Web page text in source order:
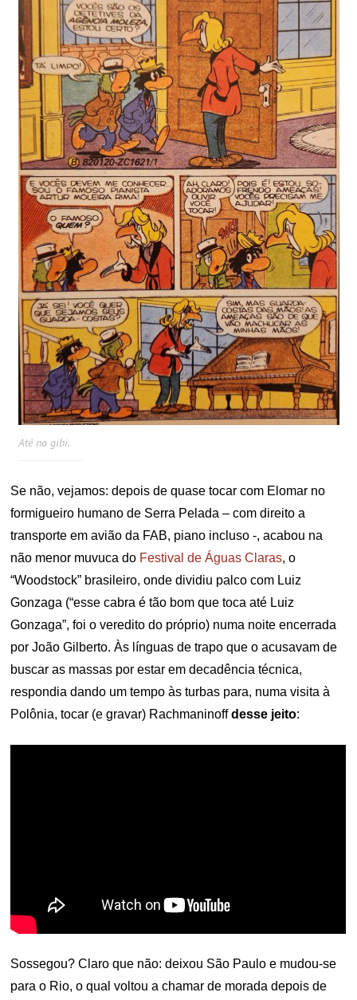
Até no gibi.
Se não, vejamos: depois de quase tocar com Elomar no
formigueiro humano de Serra Pelada – com direito a
transporte em avião da FAB, piano incluso -, acabou na
não menor muvuca do Festival de Águas Claras, o
“Woodstock” brasileiro, onde dividiu palco com Luiz
Gonzaga (“esse cabra é tão bom que toca até Luiz
Gonzaga”, foi o veredito do próprio) numa noite encerrada
por João Gilberto. Às línguas de trapo que o acusavam de
buscar as massas por estar em decadência técnica,
respondia dando um tempo às turbas para, numa visita à
Polônia, tocar (e gravar) Rachmaninoffdesse jeito:
Sossegou? Claro que não: deixou São Paulo e mudou-se
para o Rio, o qual voltou a chamar de morada depois de